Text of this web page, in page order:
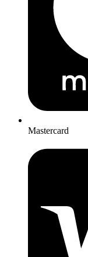
Mastercard